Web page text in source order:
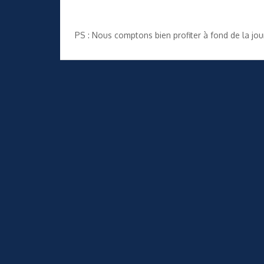
PS : Nous comptons bien profiter à fond de la